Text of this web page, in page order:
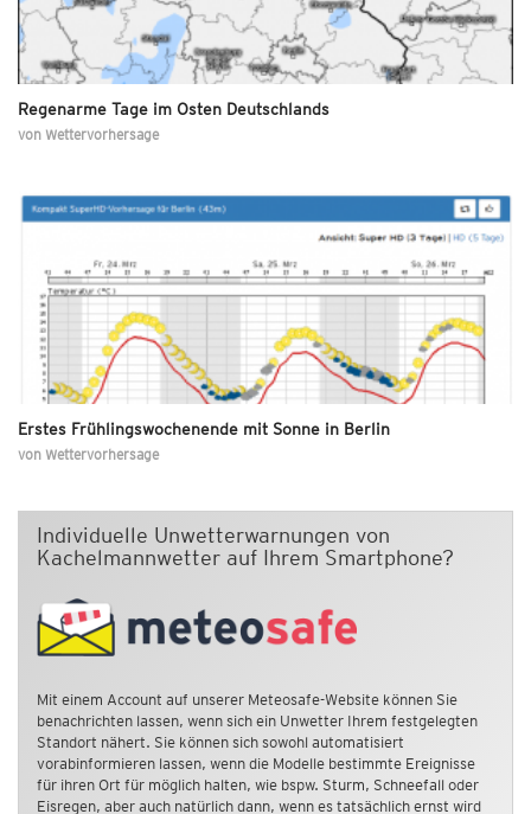
Regenarme Tage im Osten Deutschlands
von Wettervorhersage
Erstes Frühlingswochenende mit Sonne in Berlin
von Wettervorhersage
Individuelle Unwetterwarnungen von
Kachelmannwetter auf Ihrem Smartphone?
Mit einem Account auf unserer Meteosafe-Website können Sie
benachrichten lassen, wenn sich ein Unwetter Ihrem festgelegten
Standort nähert. Sie können sich sowohl automatisiert
vorabinformieren lassen, wenn die Modelle bestimmte Ereignisse
für ihren Ort für möglich halten, wie bspw. Sturm, Schneefall oder
Eisregen, aber auch natürlich dann, wenn es tatsächlich ernst wird